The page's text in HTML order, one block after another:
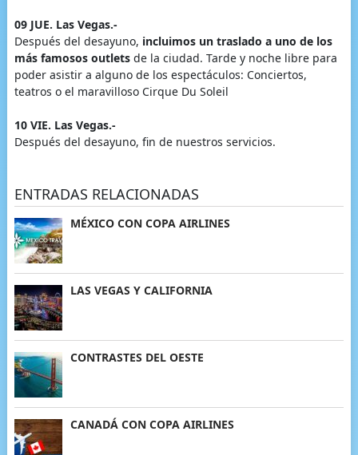
09 JUE. Las Vegas.-
Después del desayuno, incluimos un traslado a uno de los
más famosos outlets de la ciudad. Tarde y noche libre para
poder asistir a alguno de los espectáculos: Conciertos,
teatros o el maravilloso Cirque Du Soleil
10 VIE. Las Vegas.-
Después del desayuno, fin de nuestros servicios.
ENTRADAS RELACIONADAS
MÉXICO CON COPA AIRLINES
LAS VEGAS Y CALIFORNIA
CONTRASTES DEL OESTE
CANADÁ CON COPA AIRLINES